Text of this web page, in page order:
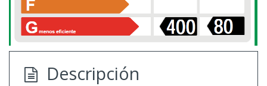
Descripción